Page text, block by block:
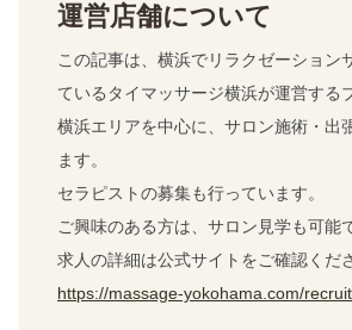
運営店舗について
この記事は、横浜でリラクゼーション
ているタイマッサージ横浜が運営する
横浜エリアを中心に、サロン施術・出
ます。
セラピストの募集も行っています。
ご興味のある方は、サロン見学も可能
求人の詳細は公式サイトをご確認くだ
https://massage-yokohama.com/